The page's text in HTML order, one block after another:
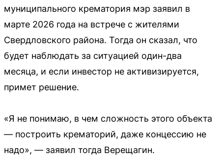
муниципального крематория мэр заявил в
марте 2026 года на встрече с жителями
Свердловского района. Тогда он сказал, что
будет наблюдать за ситуацией один-два
месяца, и если инвестор не активизируется,
примет решение.
«Я не понимаю, в чем сложность этого объекта
— построить крематорий, даже концессию не
надо», — заявил тогда Верещагин.